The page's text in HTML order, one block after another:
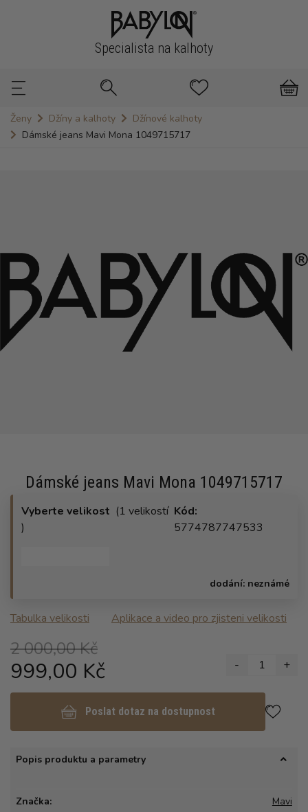
Specialista na kalhoty
Ženy Džíny a kalhoty
Džínové kalhoty
Dámské jeans Mavi Mona 1049715717
Dámské jeans Mavi Mona 1049715717
Vyberte velikost (1 velikostí
)
Kód:
5774787747533
dodání: neznámé
Tabulka velikosti Aplikace a video pro zjisteni velikosti
2 000,00 Kč
999,00 Kč - 1 +
Poslat dotaz na dostupnost
Popis produktu a parametry
Značka: Mavi